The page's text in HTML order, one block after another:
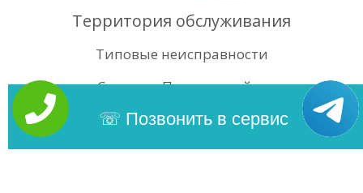
Территория обслуживания
Типовые неисправности
Статьи
Поиск по сайту
Позвонить в сервис